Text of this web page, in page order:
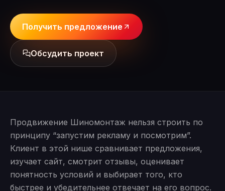
Получить предложение
Обсудить проект
Продвижение Шиномонтаж нельзя строить по
принципу “запустим рекламу и посмотрим”.
Клиент в этой нише сравнивает предложения,
изучает сайт, смотрит отзывы, оценивает
понятность условий и выбирает того, кто
быстрее и убедительнее отвечает на его вопрос.